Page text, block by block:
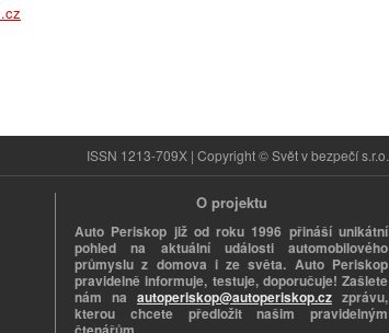
ISSN 1213-709X | Copyright © Svět v bezpečí s.r.o.
O projektu
Auto Periskop již od roku 1996 přináší unikátní
pohled na aktuální události automobilového
průmyslu z domova i ze světa. Auto Periskop
pravidelně informuje, testuje, doporučuje! Zašlete
nám na autoperiskop@autoperiskop.cz zprávu,
kterou chcete předložit našim pravidelným